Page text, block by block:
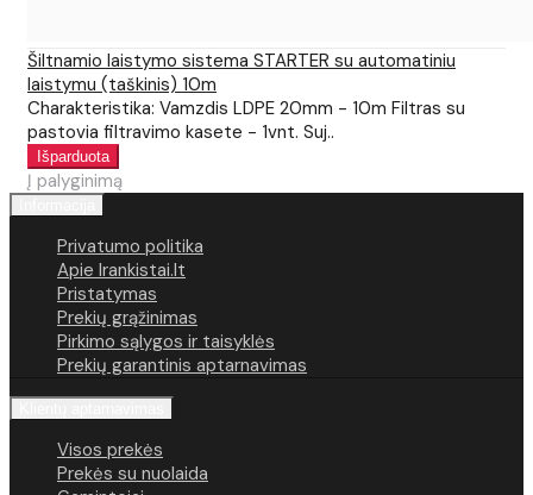
Šiltnamio laistymo sistema STARTER su automatiniu
laistymu (taškinis) 10m
Charakteristika: Vamzdis LDPE 20mm - 10m Filtras su
pastovia filtravimo kasete - 1vnt. Suj..
Į palyginimą
Privatumo politika
Apie Irankistai.lt
Pristatymas
Prekių grąžinimas
Pirkimo sąlygos ir taisyklės
Prekių garantinis aptarnavimas
Visos prekės
Prekės su nuolaida